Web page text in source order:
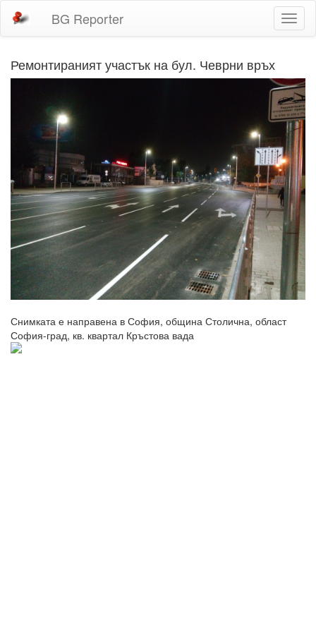
BG Reporter
Ремонтираният участък на бул. Чеврни връх
Снимката е направена в София, община Столична, област
София-град, кв. квартал Кръстова вада